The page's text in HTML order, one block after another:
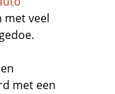
met veel
met een